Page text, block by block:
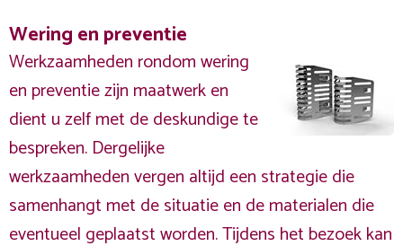
Wering en preventie
Werkzaamheden rondom wering
en preventie zijn maatwerk en
dient u zelf met de deskundige te
bespreken. Dergelijke
werkzaamheden vergen altijd een strategie die
samenhangt met de situatie en de materialen die
eventueel geplaatst worden. Tijdens het bezoek kan